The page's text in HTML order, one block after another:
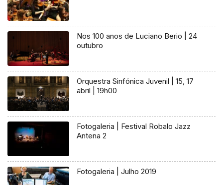
Nos 100 anos de Luciano Berio | 24
outubro
Orquestra Sinfónica Juvenil | 15, 17
abril | 19h00
Fotogaleria | Festival Robalo Jazz
Antena 2
Fotogaleria | Julho 2019